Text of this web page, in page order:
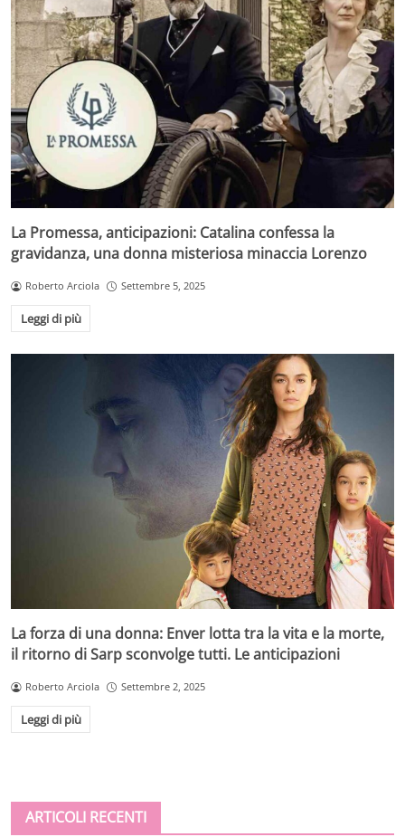
La Promessa, anticipazioni: Catalina confessa la
gravidanza, una donna misteriosa minaccia Lorenzo
Roberto Arciola Settembre 5, 2025
Leggi di più
La forza di una donna: Enver lotta tra la vita e la morte,
il ritorno di Sarp sconvolge tutti. Le anticipazioni
Roberto Arciola Settembre 2, 2025
Leggi di più
ARTICOLI RECENTI